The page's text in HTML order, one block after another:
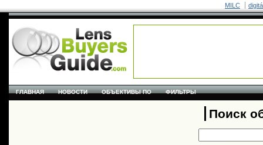
MILC
ГЛАВНАЯ НОВОСТИ ОБЪЕКТИВЫ ПО ФИЛЬТРЫ
Поиск